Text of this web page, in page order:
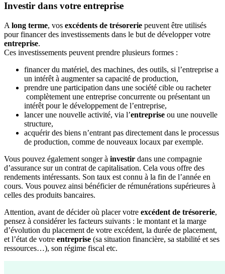
Investir dans votre entreprise
A long terme, vos excédents de trésorerie peuvent être utilisés
pour financer des investissements dans le but de développer votre
entreprise.
Ces investissements peuvent prendre plusieurs formes :
financer du matériel, des machines, des outils, si l’entreprise a
un intérêt à augmenter sa capacité de production,
prendre une participation dans une société cible ou racheter
complètement une entreprise concurrente ou présentant un
intérêt pour le développement de l’entreprise,
lancer une nouvelle activité, via l’entreprise ou une nouvelle
structure,
acquérir des biens n’entrant pas directement dans le processus
de production, comme de nouveaux locaux par exemple.
Vous pouvez également songer à investir dans une compagnie
d’assurance sur un contrat de capitalisation. Cela vous offre des
rendements intéressants. Son taux est connu à la fin de l’année en
cours. Vous pouvez ainsi bénéficier de rémunérations supérieures à
celles des produits bancaires.
Attention, avant de décider où placer votre excédent de trésorerie,
pensez à considérer les facteurs suivants : le montant et la marge
d’évolution du placement de votre excédent, la durée de placement,
et l’état de votre entreprise (sa situation financière, sa stabilité et ses
ressources…), son régime fiscal etc.